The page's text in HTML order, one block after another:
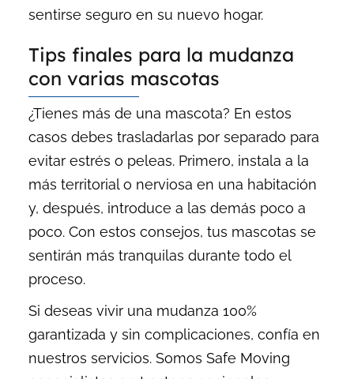
sentirse seguro en su nuevo hogar.
Tips finales para la mudanza
con varias mascotas
¿Tienes más de una mascota? En estos
casos debes trasladarlas por separado para
evitar estrés o peleas. Primero, instala a la
más territorial o nerviosa en una habitación
y, después, introduce a las demás poco a
poco. Con estos consejos, tus mascotas se
sentirán más tranquilas durante todo el
proceso.
Si deseas vivir una mudanza 100%
garantizada y sin complicaciones, confía en
nuestros servicios. Somos Safe Moving